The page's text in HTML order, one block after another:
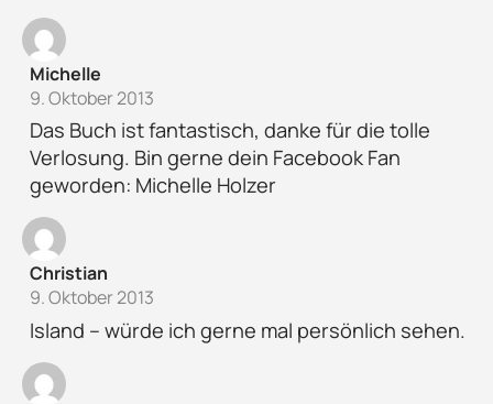
Michelle
9. Oktober 2013
Das Buch ist fantastisch, danke für die tolle
Verlosung. Bin gerne dein Facebook Fan
geworden: Michelle Holzer
Christian
9. Oktober 2013
Island – würde ich gerne mal persönlich sehen.